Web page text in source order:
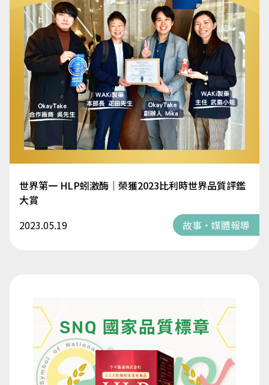
世界第一 HLP蚓激酶｜榮獲2023比利時世界品質評鑑
大賞
2023.05.19
故事・媒體報導